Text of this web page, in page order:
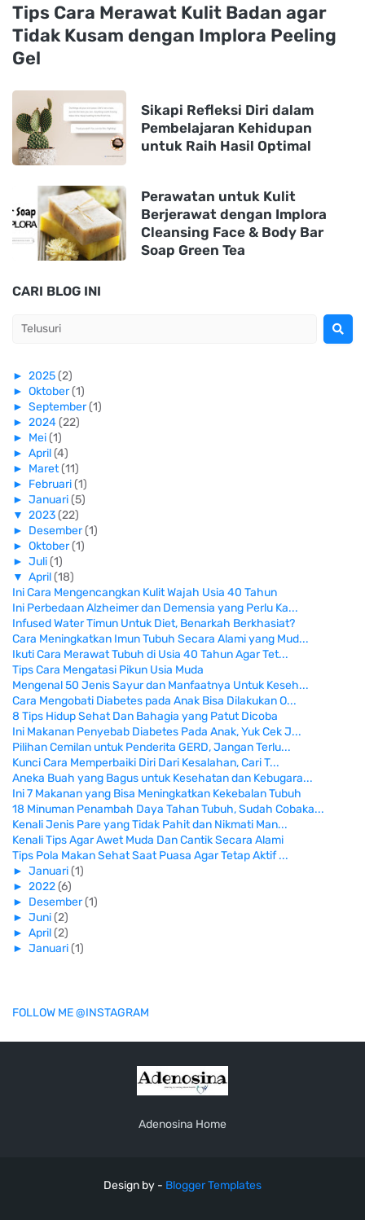
Tips Cara Merawat Kulit Badan agar
Tidak Kusam dengan Implora Peeling
Gel
Sikapi Refleksi Diri dalam
Pembelajaran Kehidupan
untuk Raih Hasil Optimal
Perawatan untuk Kulit
Berjerawat dengan Implora
Cleansing Face & Body Bar
Soap Green Tea
CARI BLOG INI
► 2025(2)
► Oktober(1)
► September(1)
► 2024(22)
► Mei(1)
► April(4)
► Maret(11)
► Februari(1)
► Januari(5)
▼ 2023(22)
► Desember(1)
► Oktober(1)
► Juli(1)
▼ April(18)
Ini Cara Mengencangkan Kulit Wajah Usia 40 Tahun
Ini Perbedaan Alzheimer dan Demensia yang Perlu Ka...
Infused Water Timun Untuk Diet, Benarkah Berkhasiat?
Cara Meningkatkan Imun Tubuh Secara Alami yang Mud...
Ikuti Cara Merawat Tubuh di Usia 40 Tahun Agar Tet...
Tips Cara Mengatasi Pikun Usia Muda
Mengenal 50 Jenis Sayur dan Manfaatnya Untuk Keseh...
Cara Mengobati Diabetes pada Anak Bisa Dilakukan O...
8 Tips Hidup Sehat Dan Bahagia yang Patut Dicoba
Ini Makanan Penyebab Diabetes Pada Anak, Yuk Cek J...
Pilihan Cemilan untuk Penderita GERD, Jangan Terlu...
Kunci Cara Memperbaiki Diri Dari Kesalahan, Cari T...
Aneka Buah yang Bagus untuk Kesehatan dan Kebugara...
Ini 7 Makanan yang Bisa Meningkatkan Kekebalan Tubuh
18 Minuman Penambah Daya Tahan Tubuh, Sudah Cobaka...
Kenali Jenis Pare yang Tidak Pahit dan Nikmati Man...
Kenali Tips Agar Awet Muda Dan Cantik Secara Alami
Tips Pola Makan Sehat Saat Puasa Agar Tetap Aktif ...
► Januari(1)
► 2022(6)
► Desember(1)
► Juni(2)
► April(2)
► Januari(1)
FOLLOW ME @INSTAGRAM
Adenosina Home
Design by - Blogger Templates